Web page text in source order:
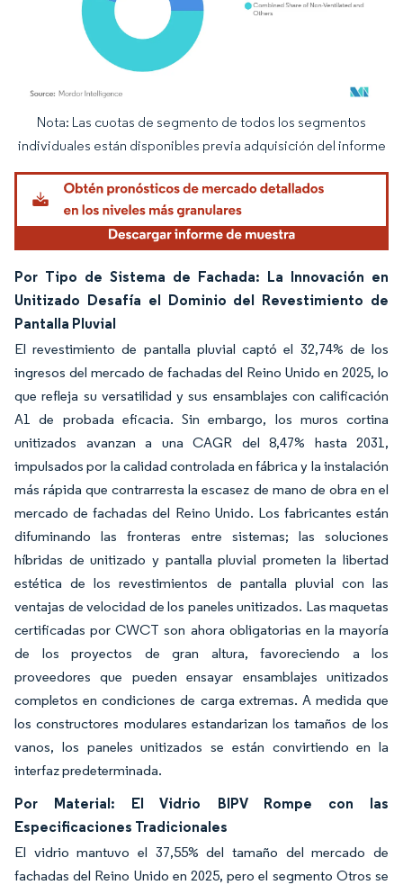
Imagen © Mordor Intelligence. El uso requiere atribución según CC BY 4.0.
Nota: Las cuotas de segmento de todos los segmentos
individuales están disponibles previa adquisición del informe
Por Tipo de Sistema de Fachada: La Innovación en
Unitizado Desafía el Dominio del Revestimiento de
Pantalla Pluvial
El revestimiento de pantalla pluvial captó el 32,74% de los
ingresos del mercado de fachadas del Reino Unido en 2025, lo
que refleja su versatilidad y sus ensamblajes con calificación
A1 de probada eficacia. Sin embargo, los muros cortina
unitizados avanzan a una CAGR del 8,47% hasta 2031,
impulsados por la calidad controlada en fábrica y la instalación
más rápida que contrarresta la escasez de mano de obra en el
mercado de fachadas del Reino Unido. Los fabricantes están
difuminando las fronteras entre sistemas; las soluciones
híbridas de unitizado y pantalla pluvial prometen la libertad
estética de los revestimientos de pantalla pluvial con las
ventajas de velocidad de los paneles unitizados. Las maquetas
certificadas por CWCT son ahora obligatorias en la mayoría
de los proyectos de gran altura, favoreciendo a los
proveedores que pueden ensayar ensamblajes unitizados
completos en condiciones de carga extremas. A medida que
los constructores modulares estandarizan los tamaños de los
vanos, los paneles unitizados se están convirtiendo en la
interfaz predeterminada.
Por Material: El Vidrio BIPV Rompe con las
Especificaciones Tradicionales
El vidrio mantuvo el 37,55% del tamaño del mercado de
fachadas del Reino Unido en 2025, pero el segmento Otros se